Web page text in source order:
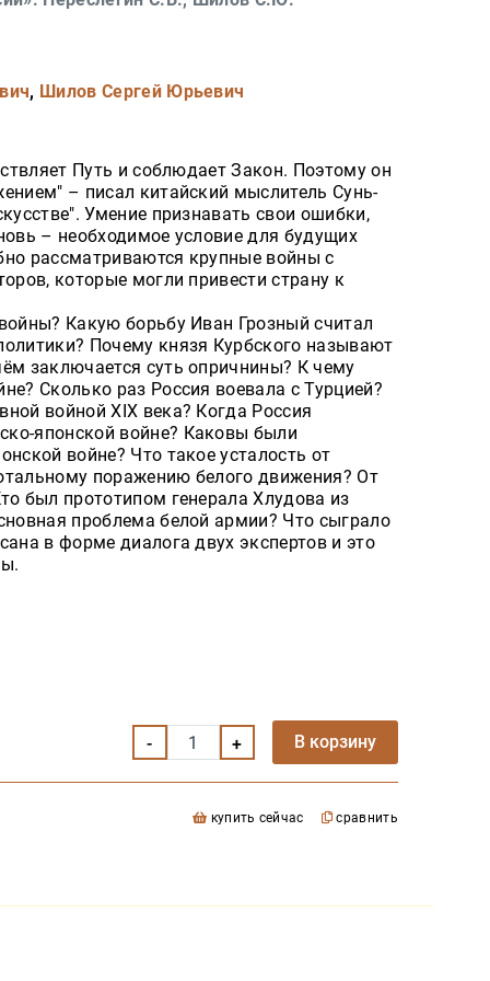
, Шилов Сергей Юрьевич
Путь и соблюдает Закон. Поэтому он
– писал китайский мыслитель Сунь-
Умение признавать свои ошибки,
– необходимое условие для будущих
рассматриваются крупные войны с
которые могли привести страну к
Какую борьбу Иван Грозный считал
Почему князя Курбского называют
заключается суть опричнины? К чему
Сколько раз Россия воевала с Турцией?
войной XIX века? Когда Россия
японской войне? Каковы были
войне? Что такое усталость от
поражению белого движения? От
был прототипом генерала Хлудова из
проблема белой армии? Что сыграло
в форме диалога двух экспертов и это
В корзину
купить сейчас сравнить